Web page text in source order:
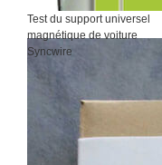
Test du support universel
magnétique de voiture
Syncwire